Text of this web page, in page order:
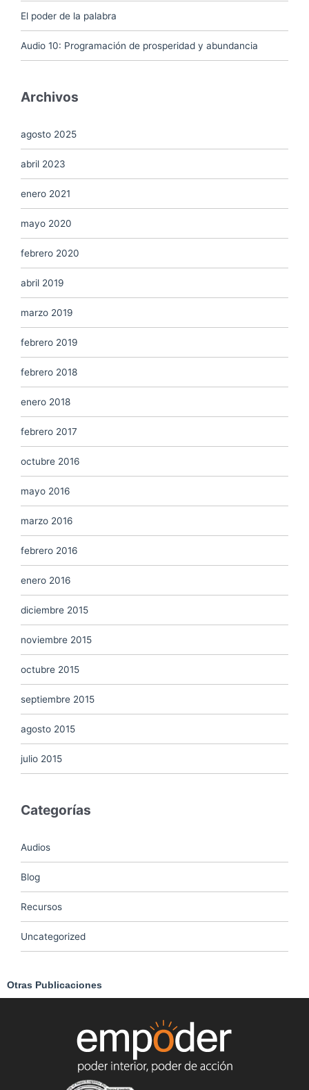
El poder de la palabra
Audio 10: Programación de prosperidad y abundancia
Archivos
agosto 2025
abril 2023
enero 2021
mayo 2020
febrero 2020
abril 2019
marzo 2019
febrero 2019
febrero 2018
enero 2018
febrero 2017
octubre 2016
mayo 2016
marzo 2016
febrero 2016
enero 2016
diciembre 2015
noviembre 2015
octubre 2015
septiembre 2015
agosto 2015
julio 2015
Categorías
Audios
Blog
Recursos
Uncategorized
Otras Publicaciones